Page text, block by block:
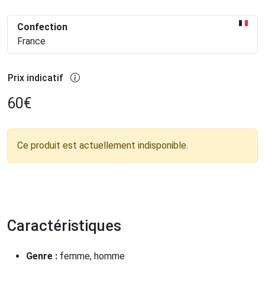
Confection
France
Prix indicatif
60€
Ce produit est actuellement indisponible.
Caractéristiques
Genre : femme, homme